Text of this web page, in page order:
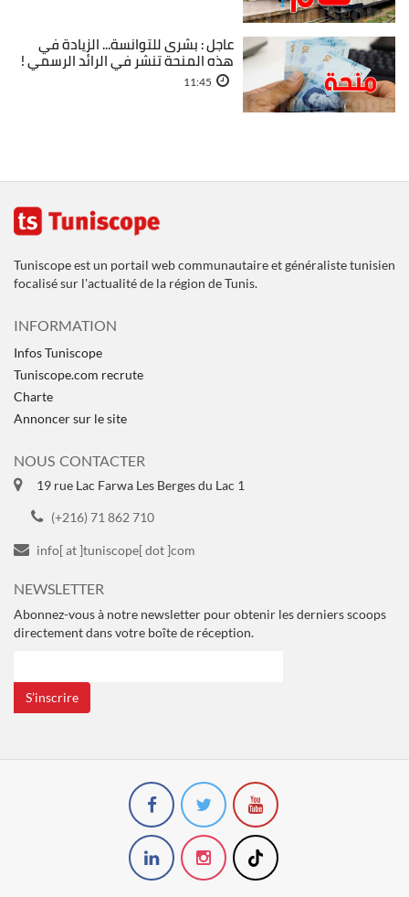
عاجل : بشرى للتوانسة... الزيادة في
هذه المنحة تنشر في الرائد الرسمي !
11:45
Tuniscope est un portail web communautaire et généraliste tunisien
focalisé sur l'actualité de la région de Tunis.
INFORMATION
Infos Tuniscope
Tuniscope.com recrute
Charte
Annoncer sur le site
NOUS CONTACTER
19 rue Lac Farwa Les Berges du Lac 1
(+216) 71 862 710
info[ at ]tuniscope[ dot ]com
NEWSLETTER
Abonnez-vous à notre newsletter pour obtenir les derniers scoops
directement dans votre boîte de réception.
S’inscrire